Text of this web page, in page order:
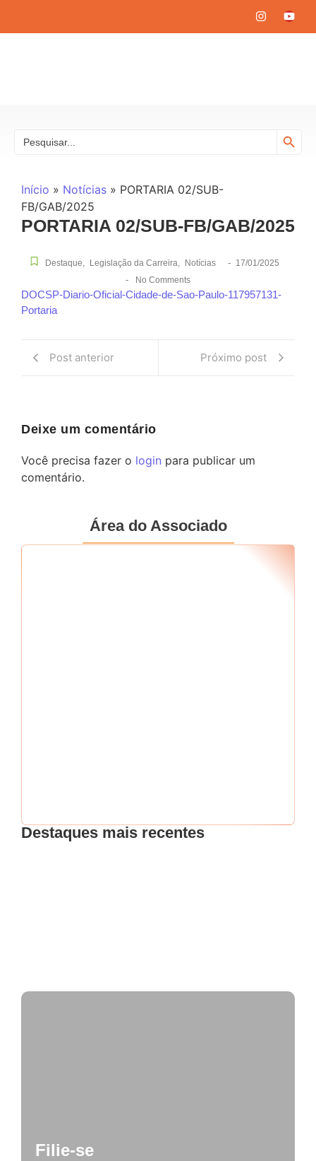
for:
Início » Notícias » PORTARIA 02/SUB-
FB/GAB/2025
PORTARIA 02/SUB-FB/GAB/2025
Destaque, Legislação da Carreira, Notícias - 17/01/2025
- No Comments
DOCSP-Diario-Oficial-Cidade-de-Sao-Paulo-117957131-
Portaria
Post anterior Próximo post
Deixe um comentário
Você precisa fazer o login para publicar um
comentário.
Área do Associado
Destaques mais recentes
Filie-se